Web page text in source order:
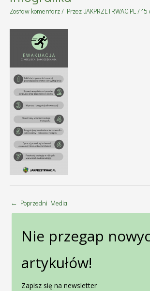
Zostaw komentarz/ PrzezJAKPRZETRWAC.PL/15
← Poprzedni Media
Nie przegap
artykułów!
Zapisz się na newsletter